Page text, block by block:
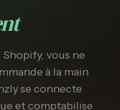
vous ne
à la main
se connecte
et comptabilise